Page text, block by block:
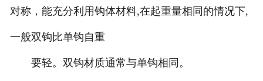
对称，能充分利用钩体材料,在起重量相同的情况下,
一般双钩比单钩自重
要轻。双钩材质通常与单钩相同。